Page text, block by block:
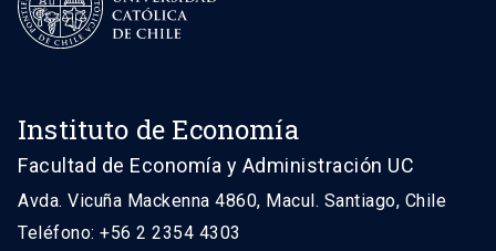
Instituto de Economía
Facultad de Economía y Administración UC
Avda. Vicuña Mackenna 4860, Macul. Santiago, Chile
Teléfono: +56 2 2354 4303